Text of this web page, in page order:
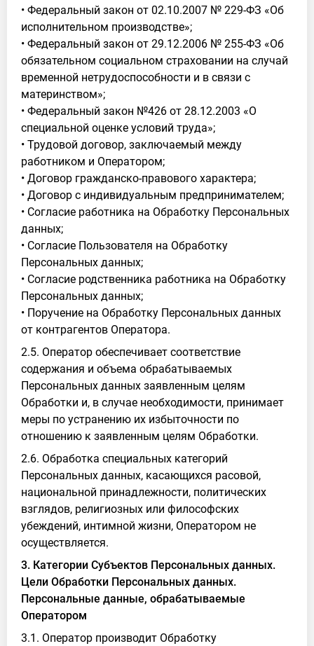
• Федеральный закон от 02.10.2007 № 229-ФЗ «Об
исполнительном производстве»;
• Федеральный закон от 29.12.2006 № 255-ФЗ «Об
обязательном социальном страховании на случай
временной нетрудоспособности и в связи с
материнством»;
• Федеральный закон №426 от 28.12.2003 «О
специальной оценке условий труда»;
• Трудовой договор, заключаемый между
работником и Оператором;
• Договор гражданско-правового характера;
• Договор с индивидуальным предпринимателем;
• Согласие работника на Обработку Персональных
данных;
• Согласие Пользователя на Обработку
Персональных данных;
• Согласие родственника работника на Обработку
Персональных данных;
• Поручение на Обработку Персональных данных
от контрагентов Оператора.
2.5. Оператор обеспечивает соответствие
содержания и объема обрабатываемых
Персональных данных заявленным целям
Обработки и, в случае необходимости, принимает
меры по устранению их избыточности по
отношению к заявленным целям Обработки.
2.6. Обработка специальных категорий
Персональных данных, касающихся расовой,
национальной принадлежности, политических
взглядов, религиозных или философских
убеждений, интимной жизни, Оператором не
осуществляется.
3. Категории Субъектов Персональных данных.
Цели Обработки Персональных данных.
Персональные данные, обрабатываемые
Оператором
3.1. Оператор производит Обработку